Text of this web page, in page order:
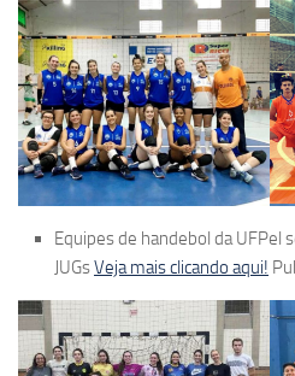
Equipes de handebol da UFPel
JUGsVeja mais clicando aqui!